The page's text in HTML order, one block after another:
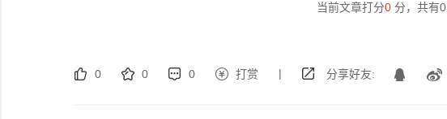
当前文章打分0 分，共有0
0 0 0 打赏 | 分享好友: